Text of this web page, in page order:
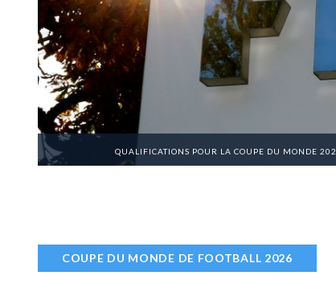
QUALIFICATIONS POUR LA COUPE DU MONDE
COUPE DU MONDE DE FOOTBALL 2026